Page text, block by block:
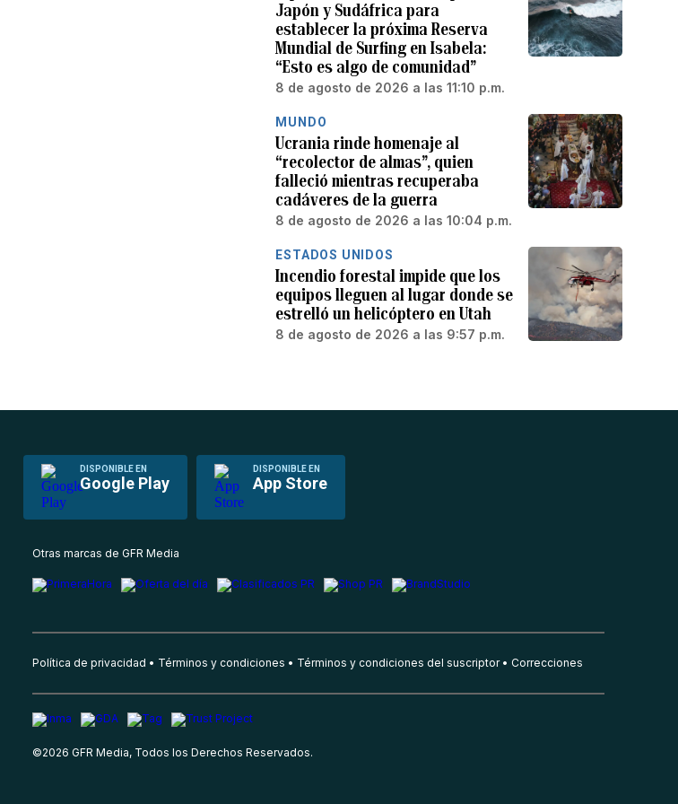
Japón y Sudáfrica para
establecer la próxima Reserva
Mundial de Surfing en Isabela:
“Esto es algo de comunidad”
8 de agosto de 2026 a las 11:10 p.m.
MUNDO
Ucrania rinde homenaje al
“recolector de almas”, quien
falleció mientras recuperaba
cadáveres de la guerra
8 de agosto de 2026 a las 10:04 p.m.
ESTADOS UNIDOS
Incendio forestal impide que los
equipos lleguen al lugar donde se
estrelló un helicóptero en Utah
8 de agosto de 2026 a las 9:57 p.m.
DISPONIBLE EN
Google Play
DISPONIBLE EN
App Store
Otras marcas de GFR Media
Política de privacidad Términos y condiciones Términos y condiciones del suscriptor Correcciones
©2026 GFR Media, Todos los Derechos Reservados.